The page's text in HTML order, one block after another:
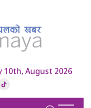
10th, August 2026